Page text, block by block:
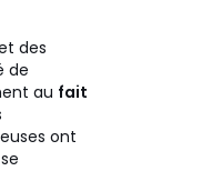
des
de
au fait
ont